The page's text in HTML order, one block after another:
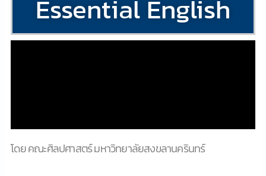
Essential English
โดย คณะศิลปศาสตร์ มหาวิทยาลัยสงขลานครินทร์